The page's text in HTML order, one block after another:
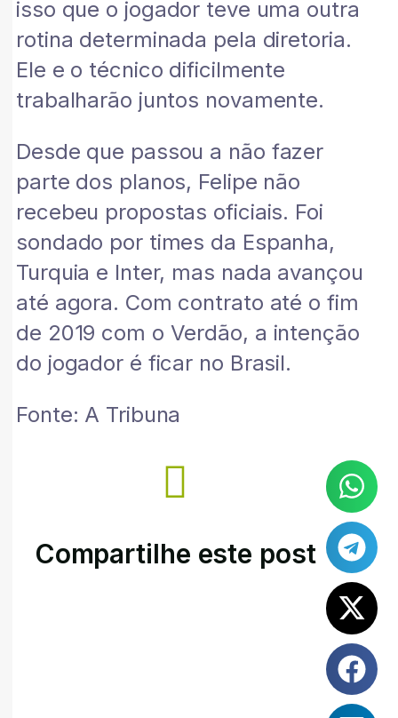
isso que o jogador teve uma outra
rotina determinada pela diretoria.
Ele e o técnico dificilmente
trabalharão juntos novamente.
Desde que passou a não fazer
parte dos planos, Felipe não
recebeu propostas oficiais. Foi
sondado por times da Espanha,
Turquia e Inter, mas nada avançou
até agora. Com contrato até o fim
de 2019 com o Verdão, a intenção
do jogador é ficar no Brasil.
Fonte: A Tribuna
Compartilhe este post